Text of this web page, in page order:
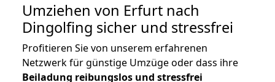
Umziehen von Erfurt nach
Dingolfing sicher und stressfrei
Profitieren Sie von unserem erfahrenen
Netzwerk für günstige Umzüge oder dass ihre
Beiladung reibungslos und stressfrei